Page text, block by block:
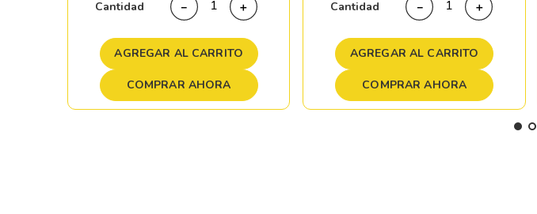
Cantidad ＋
－
AGREGAR AL CARRITO
COMPRAR AHORA
Cantidad ＋
－
AGREGAR AL CARRITO
COMPRAR AHORA